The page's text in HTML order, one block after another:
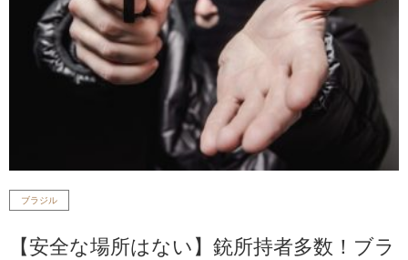
ブラジル
【安全な場所はない】銃所持者多数！ブラ